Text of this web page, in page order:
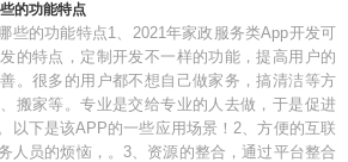
的功能特点
些的功能特点1、2021年家政服务类App开发可
的特点，定制开发不一样的功能，提高用户的
。很多的用户都不想自己做家务，搞清洁等方
搬家等。专业是交给专业的人去做，于是促进
以下是该APP的一些应用场景！2、方便的互联
人员的烦恼，。3、资源的整合，通过平台整合